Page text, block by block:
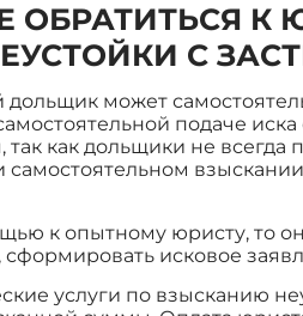
ОБРАТИТЬСЯ К
С
может
подаче иска
как дольщики не
самостоятельном
к опытному юристу, то
исковое
услуги по взысканию